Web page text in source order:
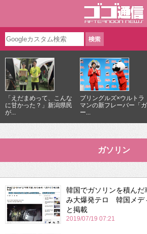
「えだまめって、こんな
に甘かった？」新潟県民
が...
プリングルズ×ウルトラ
マンの新フレーバー「ガ
ー...
ガソリン
韓国でガソリンを積ん
み大爆発テロ 韓国メデ
と掲載
2019/07/19 07:21